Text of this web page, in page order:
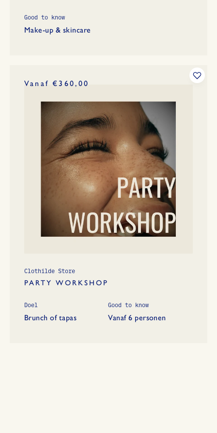
Good to know
Make-up & skincare
Clothilde Store
PARTY WORKSHOP
Vanaf €360,00
Doel
Brunch of tapas
Good to know
Vanaf 6 personen